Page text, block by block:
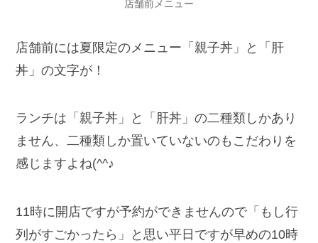
店舗前メニュー
店舗前には夏限定のメニュー「親子丼」と「肝
丼」の文字が！
ランチは「親子丼」と「肝丼」の二種類しかあり
ません、二種類しか置いていないのもこだわりを
感じますよね(^^♪
11時に開店ですが予約ができませんので「もし行
列がすごかったら」と思い平日ですが早めの10時